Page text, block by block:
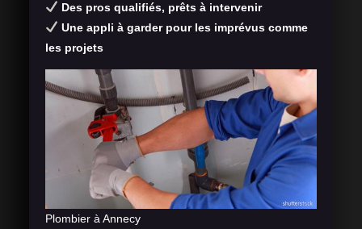
Des pros qualifiés, prêts à intervenir
Une appli à garder pour les imprévus comme
les projets
Plombier à Annecy